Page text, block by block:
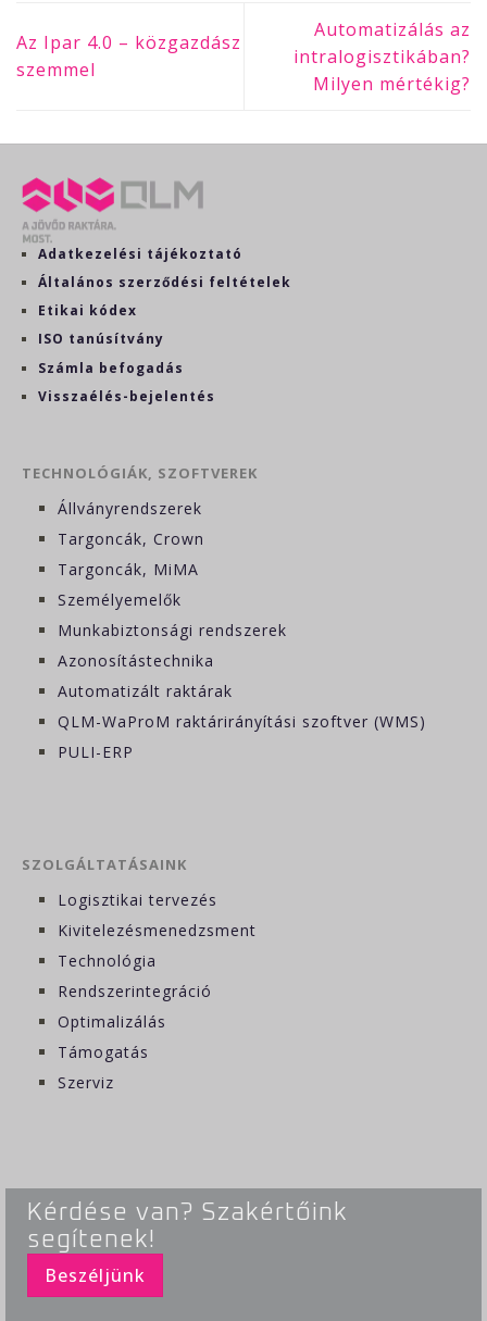
Az Ipar 4.0 – közgazdász
szemmel
Automatizálás az
intralogisztikában?
Milyen mértékig?
Adatkezelési tájékoztató
Általános szerződési feltételek
Etikai kódex
ISO tanúsítvány
Számla befogadás
Visszaélés-bejelentés
TECHNOLÓGIÁK, SZOFTVEREK
Állványrendszerek
Targoncák, Crown
Targoncák, MiMA
Személyemelők
Munkabiztonsági rendszerek
Azonosítástechnika
Automatizált raktárak
QLM-WaProM raktárirányítási szoftver (WMS)
PULI-ERP
SZOLGÁLTATÁSAINK
Logisztikai tervezés
Kivitelezésmenedzsment
Technológia
Rendszerintegráció
Optimalizálás
Támogatás
Szerviz
Kérdése van? Szakértőink
segítenek!
Beszéljünk